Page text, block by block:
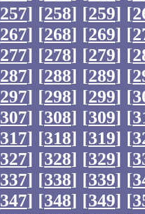
257] [258] [259] [
267] [268] [269] [
277] [278] [279] [
287] [288] [289] [
297] [298] [299] [
307] [308] [309] [
317] [318] [319] [
327] [328] [329] [
337] [338] [339] [
347] [348] [349] [